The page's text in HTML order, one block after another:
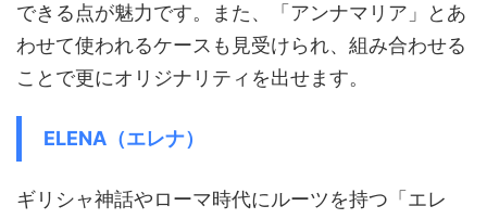
できる点が魅力です。また、「アンナマリア」とあ
わせて使われるケースも見受けられ、組み合わせる
ことで更にオリジナリティを出せます。
ELENA（エレナ）
ギリシャ神話やローマ時代にルーツを持つ「エレ